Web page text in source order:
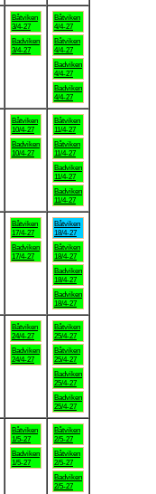
Båtviken
3/4-27
Badviken
3/4-27
Båtviken
4/4-27
Båtviken
4/4-27
Badviken
4/4-27
Badviken
4/4-27
Båtviken
10/4-27
Badviken
10/4-27
Båtviken
11/4-27
Båtviken
11/4-27
Badviken
11/4-27
Badviken
11/4-27
Båtviken
17/4-27
Badviken
17/4-27
Båtviken
18/4-27
Båtviken
18/4-27
Badviken
18/4-27
Badviken
18/4-27
Båtviken
24/4-27
Badviken
24/4-27
Båtviken
25/4-27
Båtviken
25/4-27
Badviken
25/4-27
Badviken
25/4-27
Båtviken
1/5-27
Badviken
1/5-27
Båtviken
2/5-27
Båtviken
2/5-27
Badviken
2/5-27